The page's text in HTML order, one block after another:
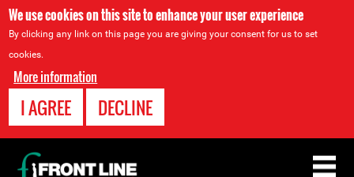
We use cookies on this site to enhance your user experience
By clicking any link on this page you are giving your consent for us to set
cookies.
More information
I AGREE DECLINE
Back
to